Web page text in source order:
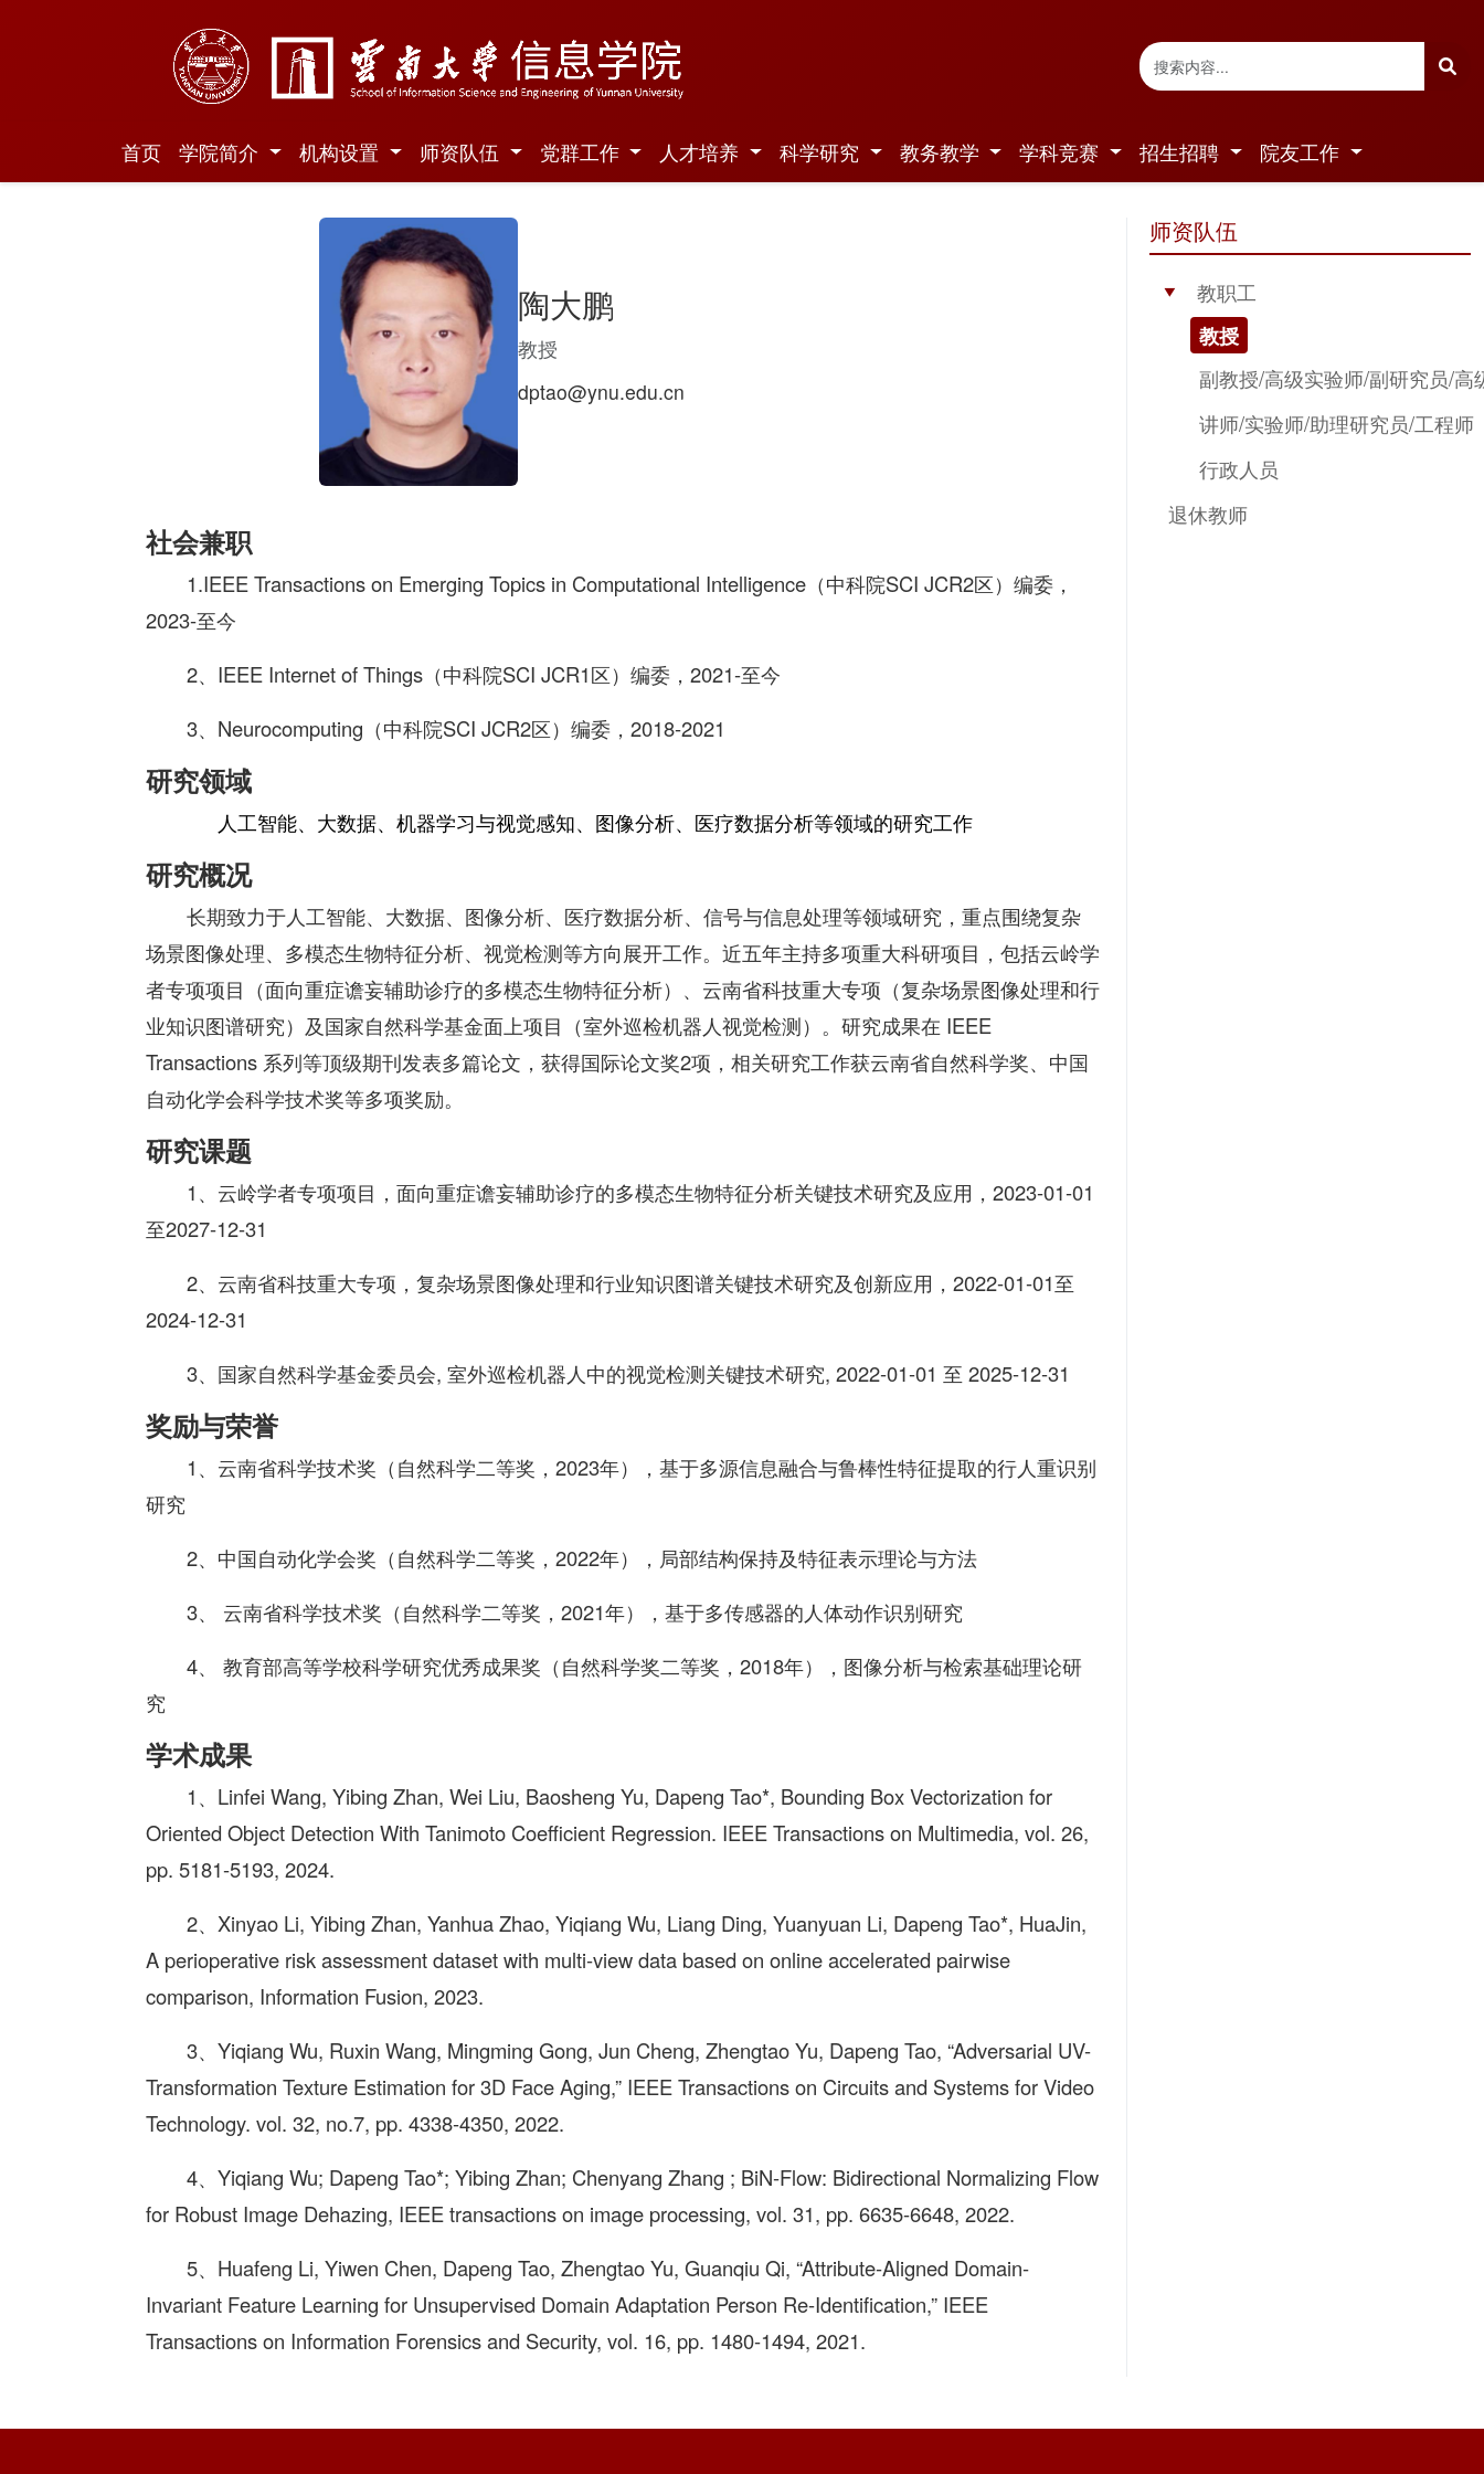
首页 学院简介 机构设置 师资队伍 党群工作 人才培养 科学研究 教务教学 学科竞赛 招生招聘 院友工作
陶大鹏
教授
dptao@ynu.edu.cn
社会兼职
1.IEEE Transactions on Emerging Topics in Computational Intelligence（中科院SCI JCR2区）编委，
2023-至今
2、IEEE Internet of Things（中科院SCI JCR1区）编委，2021-至今
3、Neurocomputing（中科院SCI JCR2区）编委，2018-2021
研究领域
人工智能、大数据、机器学习与视觉感知、图像分析、医疗数据分析等领域的研究工作
研究概况
长期致力于人工智能、大数据、图像分析、医疗数据分析、信号与信息处理等领域研究，重点围绕复杂
场景图像处理、多模态生物特征分析、视觉检测等方向展开工作。近五年主持多项重大科研项目，包括云岭学
者专项项目（面向重症谵妄辅助诊疗的多模态生物特征分析）、云南省科技重大专项（复杂场景图像处理和行
业知识图谱研究）及国家自然科学基金面上项目（室外巡检机器人视觉检测）。研究成果在 IEEE
Transactions 系列等顶级期刊发表多篇论文，获得国际论文奖2项，相关研究工作获云南省自然科学奖、中国
自动化学会科学技术奖等多项奖励。
研究课题
1、云岭学者专项项目，面向重症谵妄辅助诊疗的多模态生物特征分析关键技术研究及应用，2023-01-01
至2027-12-31
2、云南省科技重大专项，复杂场景图像处理和行业知识图谱关键技术研究及创新应用，2022-01-01至
2024-12-31
3、国家自然科学基金委员会, 室外巡检机器人中的视觉检测关键技术研究, 2022-01-01 至 2025-12-31
奖励与荣誉
1、云南省科学技术奖（自然科学二等奖，2023年），基于多源信息融合与鲁棒性特征提取的行人重识别
研究
2、中国自动化学会奖（自然科学二等奖，2022年），局部结构保持及特征表示理论与方法
3、 云南省科学技术奖（自然科学二等奖，2021年），基于多传感器的人体动作识别研究
4、 教育部高等学校科学研究优秀成果奖（自然科学奖二等奖，2018年），图像分析与检索基础理论研
究
学术成果
1、Linfei Wang, Yibing Zhan, Wei Liu, Baosheng Yu, Dapeng Tao*, Bounding Box Vectorization for
Oriented Object Detection With Tanimoto Coefficient Regression. IEEE Transactions on Multimedia, vol. 26,
pp. 5181-5193, 2024.
2、Xinyao Li, Yibing Zhan, Yanhua Zhao, Yiqiang Wu, Liang Ding, Yuanyuan Li, Dapeng Tao*, HuaJin,
A perioperative risk assessment dataset with multi-view data based on online accelerated pairwise
comparison, Information Fusion, 2023.
3、Yiqiang Wu, Ruxin Wang, Mingming Gong, Jun Cheng, Zhengtao Yu, Dapeng Tao, “Adversarial UV-
Transformation Texture Estimation for 3D Face Aging,” IEEE Transactions on Circuits and Systems for Video
Technology. vol. 32, no.7, pp. 4338-4350, 2022.
4、Yiqiang Wu; Dapeng Tao*; Yibing Zhan; Chenyang Zhang ; BiN-Flow: Bidirectional Normalizing Flow
for Robust Image Dehazing, IEEE transactions on image processing, vol. 31, pp. 6635-6648, 2022.
5、Huafeng Li, Yiwen Chen, Dapeng Tao, Zhengtao Yu, Guanqiu Qi, “Attribute-Aligned Domain-
Invariant Feature Learning for Unsupervised Domain Adaptation Person Re-Identification,” IEEE
Transactions on Information Forensics and Security, vol. 16, pp. 1480-1494, 2021.
师资队伍
▶ 教职工
教授
副教授/高级实验师/副研究员/高
讲师/实验师/助理研究员/工程师
行政人员
退休教师